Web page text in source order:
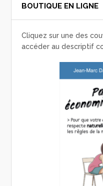
BOUTIQUE EN LIGNE
Cliquez sur une des
accéder au descriptif